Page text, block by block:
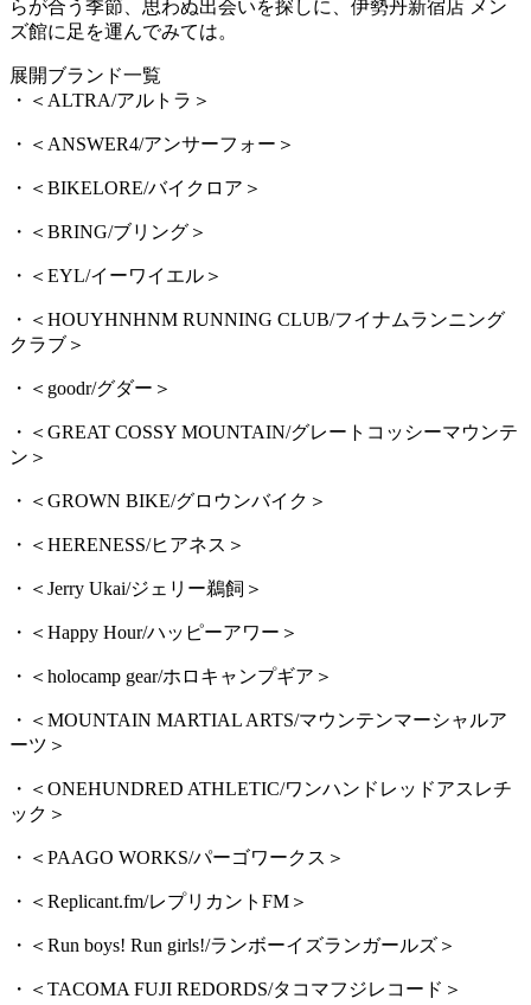
らが合う季節、思わぬ出会いを探しに、伊勢丹新宿店 メン
ズ館に足を運んでみては。
展開ブランド一覧
・＜ALTRA/アルトラ＞
・＜ANSWER4/アンサーフォー＞
・＜BIKELORE/バイクロア＞
・＜BRING/ブリング＞
・＜EYL/イーワイエル＞
・＜HOUYHNHNM RUNNING CLUB/フイナムランニング
クラブ＞
・＜goodr/グダー＞
・＜GREAT COSSY MOUNTAIN/グレートコッシーマウンテ
ン＞
・＜GROWN BIKE/グロウンバイク＞
・＜HERENESS/ヒアネス＞
・＜Jerry Ukai/ジェリー鵜飼＞
・＜Happy Hour/ハッピーアワー＞
・＜holocamp gear/ホロキャンプギア＞
・＜MOUNTAIN MARTIAL ARTS/マウンテンマーシャルア
ーツ＞
・＜ONEHUNDRED ATHLETIC/ワンハンドレッドアスレチ
ック＞
・＜PAAGO WORKS/パーゴワークス＞
・＜Replicant.fm/レプリカントFM＞
・＜Run boys! Run girls!/ランボーイズランガールズ＞
・＜TACOMA FUJI REDORDS/タコマフジレコード＞